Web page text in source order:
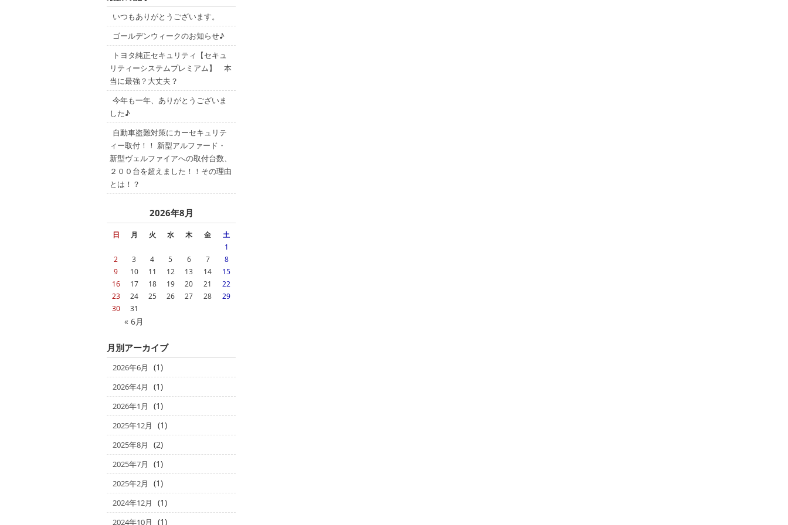
いつもありがとうございます。
ゴールデンウィークのお知らせ♪
トヨタ純正セキュリティ【セキュ
リティーシステムプレミアム】 本
当に最強？大丈夫？
今年も一年、ありがとうございま
した♪
自動車盗難対策にカーセキュリテ
ィー取付！！ 新型アルファード・
新型ヴェルファイアへの取付台数、
２００台を超えました！！その理由
とは！？
2026年8月
日 月 火 水 木 金 土
« 6月
1
2
3 4 5 6 7
8
9
10 11 12 13 14
15
16
17 18 19 20 21
22
23
24 25 26 27 28
29
30
31
月別アーカイブ
2026年6月 (1)
2026年4月 (1)
2026年1月 (1)
2025年12月 (1)
2025年8月 (2)
2025年7月 (1)
2025年2月 (1)
2024年12月 (1)
2024年10月 (1)